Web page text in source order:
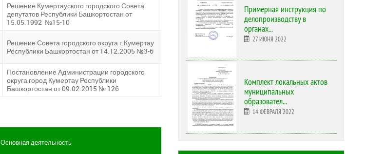
Решение Кумертауского городского Совета
депутатов Республики Башкортостан от
15.05.1992 №15-10
Решение Совета городского округа г.Кумертау
Республики Башкортостан от 14.12.2005 №3-6
Постановление Администрации городского
округа город Кумертау Республики
Башкортостан от 09.02.2015 № 126
Основная деятельность
Примерная инструкция по
делопроизводству в
органах...
27 ИЮНЯ 2022
Комплект локальных актов
муниципальных
образовател...
14 ФЕВРАЛЯ 2022